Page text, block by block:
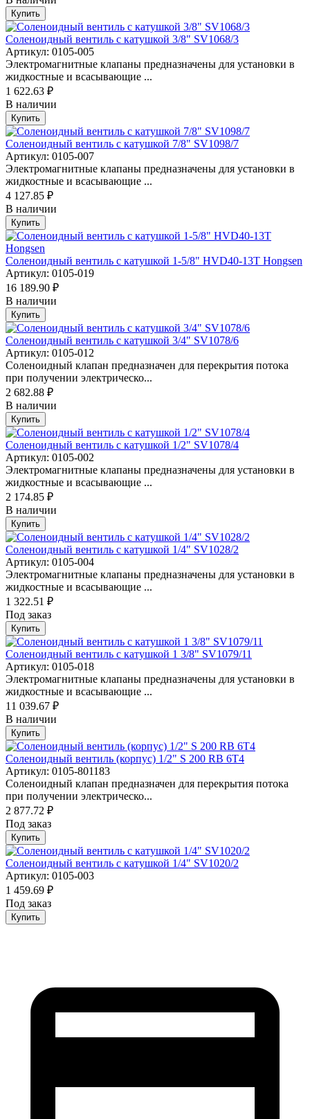
Купить
Соленоидный вентиль с катушкой 3/8" SV1068/3
Артикул: 0105-005
Электромагнитные клапаны предназначены для установки в
жидкостные и всасывающие ...
1 622.63 ₽
В наличии
Купить
Соленоидный вентиль с катушкой 7/8" SV1098/7
Артикул: 0105-007
Электромагнитные клапаны предназначены для установки в
жидкостные и всасывающие ...
4 127.85 ₽
В наличии
Купить
Соленоидный вентиль с катушкой 1-5/8" HVD40-13T Hongsen
Артикул: 0105-019
16 189.90 ₽
В наличии
Купить
Соленоидный вентиль с катушкой 3/4" SV1078/6
Артикул: 0105-012
Соленоидный клапан предназначен для перекрытия потока
при получении электрическо...
2 682.88 ₽
В наличии
Купить
Соленоидный вентиль с катушкой 1/2" SV1078/4
Артикул: 0105-002
Электромагнитные клапаны предназначены для установки в
жидкостные и всасывающие ...
2 174.85 ₽
В наличии
Купить
Соленоидный вентиль с катушкой 1/4" SV1028/2
Артикул: 0105-004
Электромагнитные клапаны предназначены для установки в
жидкостные и всасывающие ...
1 322.51 ₽
Под заказ
Купить
Соленоидный вентиль с катушкой 1 3/8" SV1079/11
Артикул: 0105-018
Электромагнитные клапаны предназначены для установки в
жидкостные и всасывающие ...
11 039.67 ₽
В наличии
Купить
Соленоидный вентиль (корпус) 1/2" S 200 RB 6Т4
Артикул: 0105-801183
Соленоидный клапан предназначен для перекрытия потока
при получении электрическо...
2 877.72 ₽
Под заказ
Купить
Соленоидный вентиль с катушкой 1/4" SV1020/2
Артикул: 0105-003
1 459.69 ₽
Под заказ
Купить